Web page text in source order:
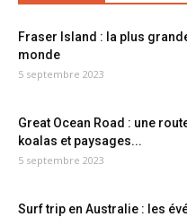
Fraser Island : la plus
monde
5 septembre 2023
Great Ocean Road : une
koalas et paysages...
5 septembre 2023
Surf trip en Australie : les